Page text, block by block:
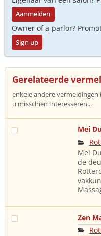
Aanmelden
Owner of a parlor?
Sign up
Gerelateerde
enkele andere vermeldingen
u misschien interesseren...
Mei
Mei
de
Zen